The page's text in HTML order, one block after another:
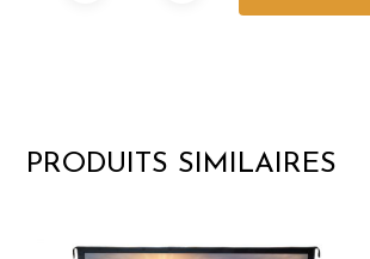
PRODUITS SIMILAIRES